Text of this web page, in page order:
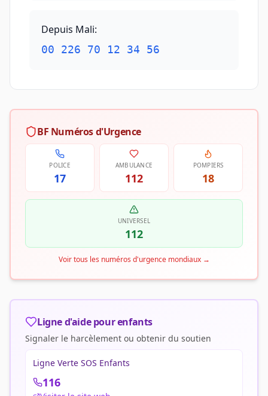
Depuis Mali:
00 226 70 12 34 56
BF Numéros d'Urgence
POLICE
17
AMBULANCE
112
POMPIERS
18
UNIVERSEL
112
Voir tous les numéros d'urgence mondiaux→
Ligne d'aide pour enfants
Signaler le harcèlement ou obtenir du soutien
Ligne Verte SOS Enfants
116